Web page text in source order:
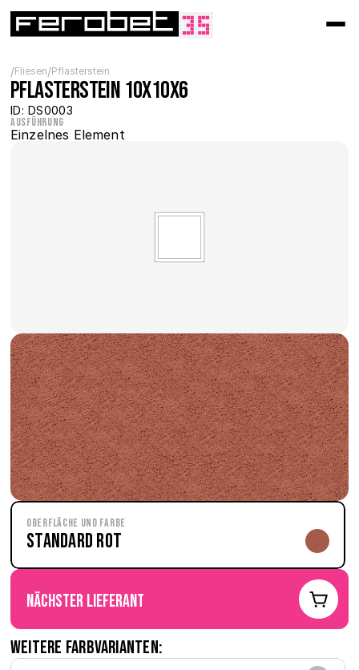
/Fliesen/Pflasterstein
Pflasterstein 10x10x6
ID: DS0003
Ausführung
Einzelnes Element
Oberfläche und Farbe
Standard Rot
nächster Lieferant
Weitere Farbvarianten: